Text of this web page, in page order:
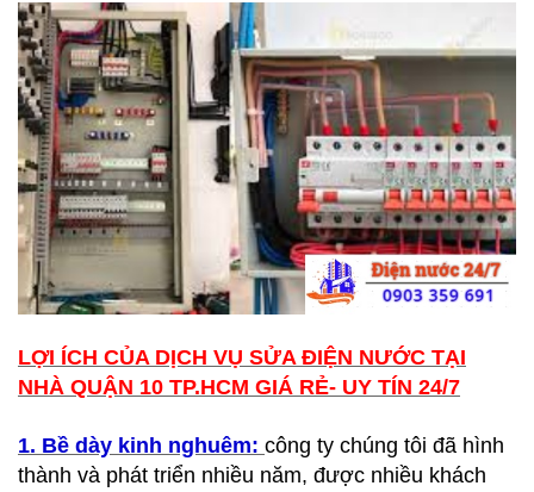
LỢI ÍCH CỦA DỊCH VỤ SỬA ĐIỆN NƯỚC TẠI
NHÀ QUẬN 10 TP.HCM GIÁ RẺ- UY TÍN 24/7
1. Bề dày kinh nghuêm: công ty chúng tôi đã hình
thành và phát triển nhiều năm, được nhiều khách